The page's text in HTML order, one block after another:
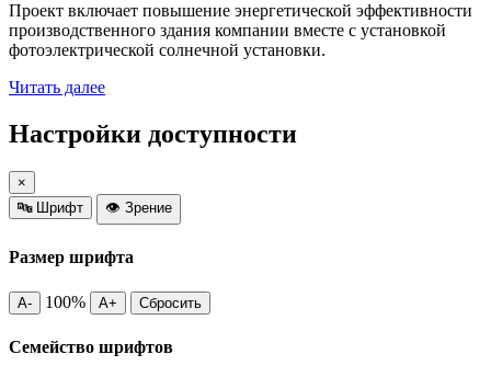
Проект включает повышение энергетической эффективности
производственного здания компании вместе с установкой
фотоэлектрической солнечной установки.
Читать далее
Настройки доступности
×
🔤 Шрифт 👁️ Зрение
Размер шрифта
A- 100% A+ Сбросить
Семейство шрифтов